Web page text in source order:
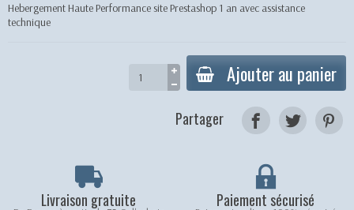
Hebergement Haute Performance site Prestashop 1 an avec assistance
technique
Ajouter au panier
Partager
Livraison gratuite Paiement sécurisé